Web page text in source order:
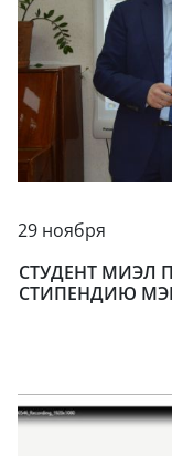
29 ноября
СТУДЕНТ МИЭЛ
СТИПЕНДИЮ